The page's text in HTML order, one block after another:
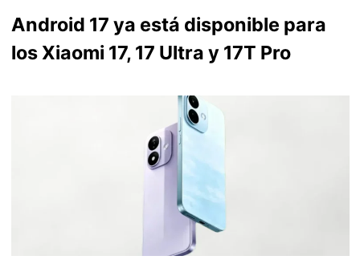
Android 17 ya está disponible para
los Xiaomi 17, 17 Ultra y 17T Pro